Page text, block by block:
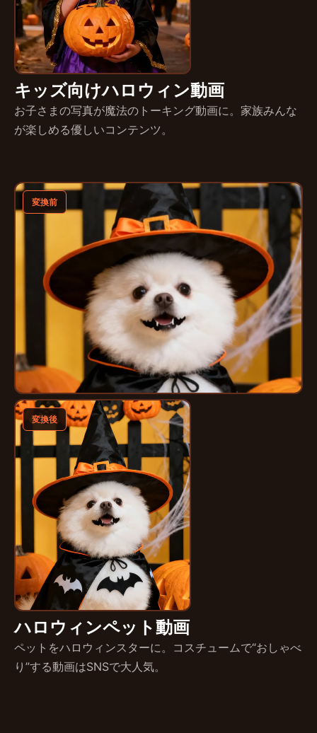
キッズ向けハロウィン動画
お子さまの写真が魔法のトーキング動画に。家族みんな
が楽しめる優しいコンテンツ。
変換前
変換後
ハロウィンペット動画
ペットをハロウィンスターに。コスチュームで“おしゃべ
り”する動画はSNSで大人気。